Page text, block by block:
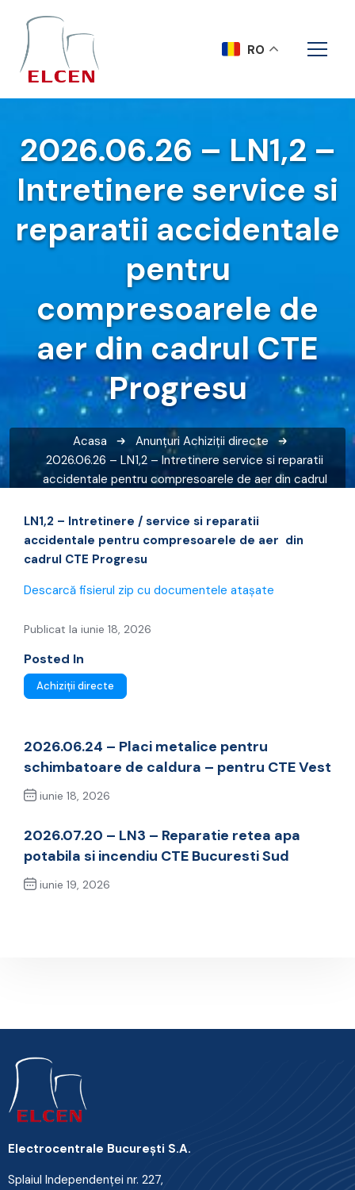
2026.06.26 – LN1,2 –
Intretinere service si
reparatii accidentale
pentru
compresoarele de
aer din cadrul CTE
Progresu
Acasa Anunțuri Achiziții directe
2026.06.26 – LN1,2 – Intretinere service si reparatii
accidentale pentru compresoarele de aer din cadrul
LN1,2 – Intretinere / service si reparatii
accidentale pentru compresoarele de aer din
cadrul CTE Progresu
Descarcă fisierul zip cu documentele atașate
Publicat la iunie 18, 2026
Posted In
Achiziții directe
2026.06.24 – Placi metalice pentru
schimbatoare de caldura – pentru CTE Vest
iunie 18, 2026
2026.07.20 – LN3 – Reparatie retea apa
potabila si incendiu CTE Bucuresti Sud
iunie 19, 2026
Electrocentrale Bucureşti S.A.
Splaiul Independenţei nr. 227,
RO